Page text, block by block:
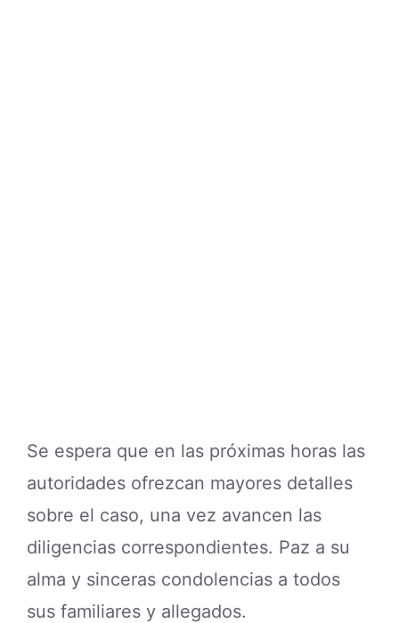
Se espera que en las próximas horas las
autoridades ofrezcan mayores detalles
sobre el caso, una vez avancen las
diligencias correspondientes. Paz a su
alma y sinceras condolencias a todos
sus familiares y allegados.